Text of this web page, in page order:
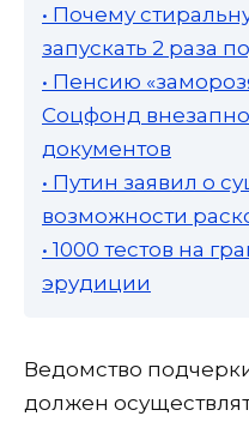
• Почему
запускать 2 раза
• Пенсию
Соцфонд
документов
• Путин заявил о
возможности
• 1000 тестов на
эрудиции
Ведомство
должен